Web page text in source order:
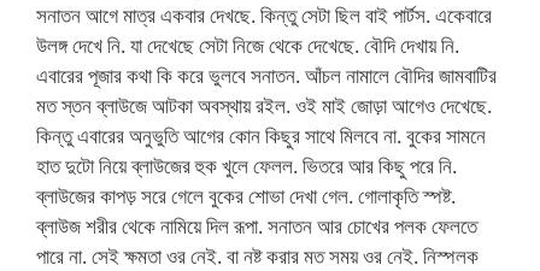
সনাতন আগে মাত্র একবার দেখছে. কিন্তু সেটা ছিল বাই পার্টস. একেবারে
উলঙ্গ দেখে নি. যা দেখেছে সেটা নিজে থেকে দেখেছে. বৌদি দেখায় নি.
এবারের পূজার কথা কি করে ভুলবে সনাতন. আঁচল নামালে বৌদির জামবাটির
মত স্তন ব্লাউজে আটকা অবস্থায় রইল. ওই মাই জোড়া আগেও দেখেছে.
কিন্তু এবারের অনুভুতি আগের কোন কিছুর সাথে মিলবে না. বুকের সামনে
হাত দুটো নিয়ে ব্লাউজের হুক খুলে ফেলল. ভিতরে আর কিছু পরে নি.
ব্লাউজের কাপড় সরে গেলে বুকের শোভা দেখা গেল. গোলাকৃতি স্পষ্ট.
ব্লাউজ শরীর থেকে নামিয়ে দিল রূপা. সনাতন আর চোখের পলক ফেলতে
পারে না. সেই ক্ষমতা ওর নেই. বা নষ্ট করার মত সময় ওর নেই. নিস্পলক